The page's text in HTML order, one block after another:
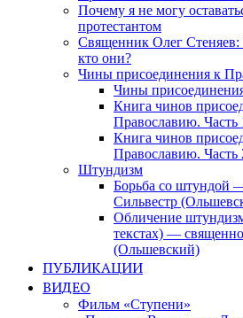
Почему я не могу
протестантом
Священник Олег
кто они?
Чины присоединения к
Чины
Книга чинов
Православию. Часть
Книга чинов
Православию. Часть
Штундизм
Борьба со штундой
Сильвестр
Обличение
текстах) —
(Ольшевский)
ПУБЛИКАЦИИ
ВИДЕО
Фильм «Ступени»